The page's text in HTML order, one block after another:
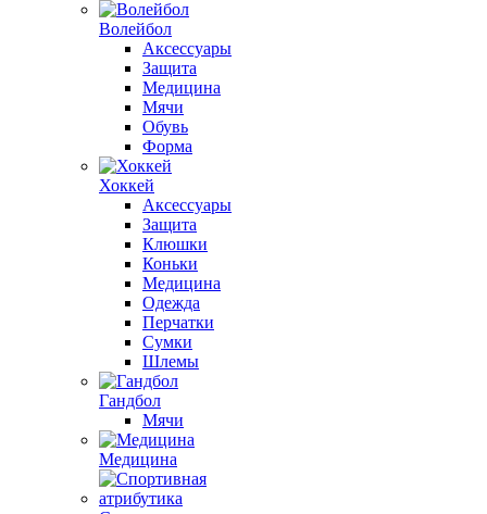
Волейбол
Аксессуары
Защита
Медицина
Мячи
Обувь
Форма
Хоккей
Аксессуары
Защита
Клюшки
Коньки
Медицина
Одежда
Перчатки
Сумки
Шлемы
Гандбол
Мячи
Медицина